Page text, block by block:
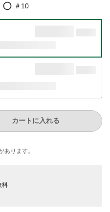
＃10
カートに入れる
ります。
料